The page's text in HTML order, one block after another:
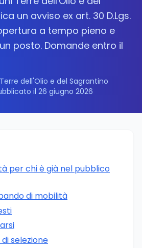
un avviso ex art. 30 D.Lgs.
a tempo pieno e
posto. Domande entro il
dell'Olio e del Sagrantino
il 26 giugno 2026
per chi è già nel pubblico
di mobilità
selezione